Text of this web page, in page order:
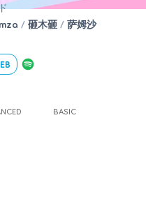
/ 砸木砸 / 萨姆沙
BASIC